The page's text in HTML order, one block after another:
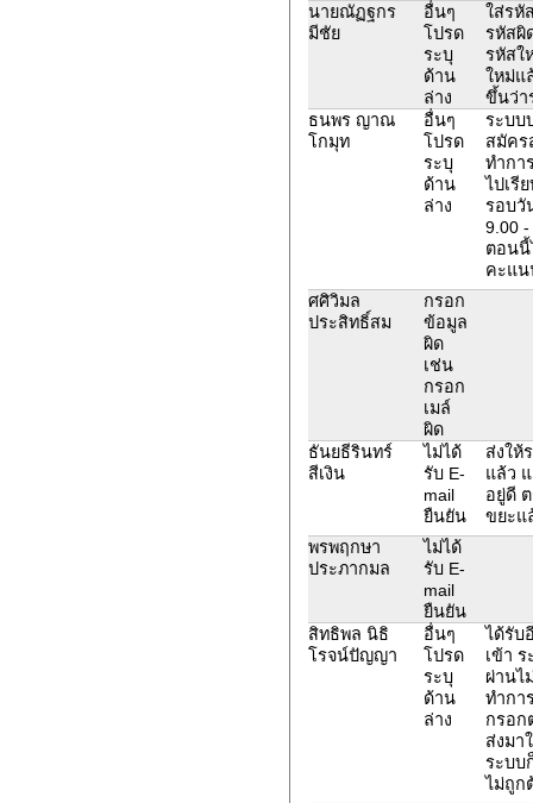
นายณัฏฐกร
มีชัย
อื่นๆ
โปรด
ระบุ
ด้าน
ล่าง
ใส่รหั
รหัสผิ
รหัสใ
ใหม่แ
ขึ้นว่า
ธนพร ญาณ
โกมุท
อื่นๆ
โปรด
ระบุ
ด้าน
ล่าง
ระบบ
สมัคร
ทำกา
ไปเรี
รอบวั
9.00
ตอนนี้
คะแน
ศศิวิมล
ประสิทธิ์สม
กรอก
ข้อมูล
ผิด
เช่น
กรอก
เมล์
ผิด
ธันยธีรินทร์
สีเงิน
ไม่ได้
รับ E-
mail
ยืนยัน
ส่งให้
แล้ว
อยู่ดี
ขยะแ
พรพฤกษา
ประภากมล
ไม่ได้
รับ E-
mail
ยืนยัน
สิทธิพล นิธิ
โรจน์ปัญญา
อื่นๆ
โปรด
ระบุ
ด้าน
ล่าง
ได้รับ
เข้า
ผ่านไ
ทำกา
กรอก
ส่งมา
ระบบ
ไม่ถูก